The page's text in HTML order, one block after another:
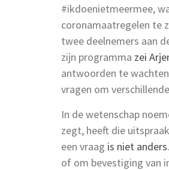
#ikdoenietmeermee,
coronamaatregelen te
twee deelnemers aan
zijn programma zei
antwoorden te
vragen om
In de wetenschap
zegt, heeft die
een vraag is niet anders
of om bevestiging van